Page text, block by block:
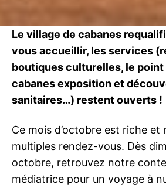
Le village de cabanes
vous accueillir, les services
boutiques culturelles, le
cabanes exposition et
sanitaires…) restent ouverts !
Ce mois d’octobre est riche et
multiples rendez-vous. Dès
octobre, retrouvez notre
médiatrice pour un voyage à